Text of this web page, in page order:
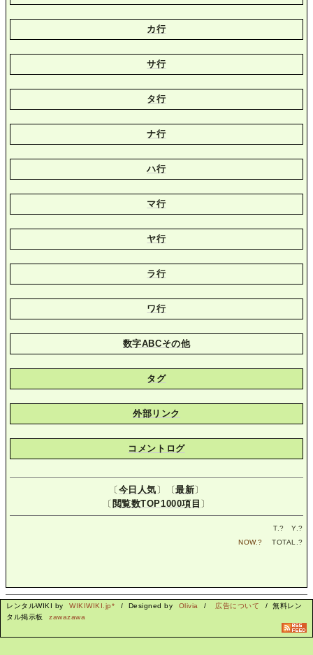
カ行
サ行
タ行
ナ行
ハ行
マ行
ヤ行
ラ行
ワ行
数字ABCその他
タグ
外部リンク
コメントログ
〔今日人気〕〔最新〕
〔閲覧数TOP1000項目 〕
T.? Y.?
NOW.? TOTAL.?
レンタルWIKI by WIKIWIKI.jp* / Designed by Olivia / 広告について
/ 無料レン
タル掲示板
zawazawa